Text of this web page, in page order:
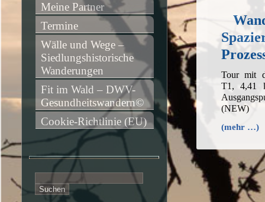
Tour mit
T1, 4,41
(NEW)
(mehr …)
Meine Partner
Termine
Wälle und Wege –
Siedlungshistorische
Wanderungen
Fit im Wald – DWV-
Gesundheitswandern©
Cookie-Richtlinie (EU)
nach: